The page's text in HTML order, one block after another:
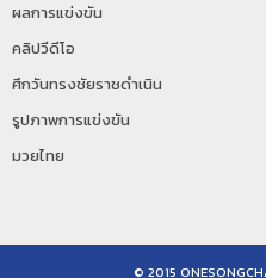
ผลการแข่งขัน
คลิปวีดีโอ
ศึกวันทรงชัยราชดำเนิน
รูปภาพการแข่งขัน
มวยไทย
© 2015